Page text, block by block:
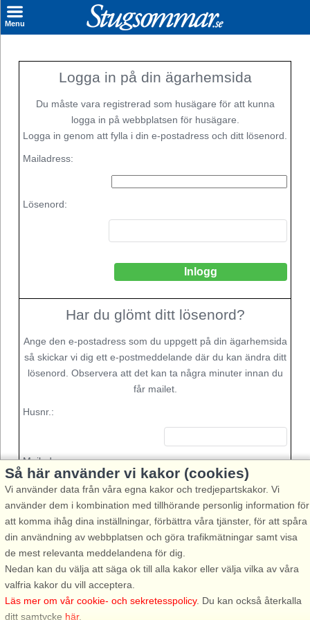
Menu
Logga in på din ägarhemsida
Du måste vara registrerad som husägare för att kunna
logga in på webbplatsen för husägare.
Logga in genom att fylla i din e-postadress och ditt lösenord.
Mailadress:
Lösenord:
Har du glömt ditt lösenord?
Ange den e-postadress som du uppgett på din ägarhemsida
så skickar vi dig ett e-postmeddelande där du kan ändra ditt
lösenord. Observera att det kan ta några minuter innan du
får mailet.
Husnr.:
Mailadress:
Stugsommar/DanCenter
Så här använder vi kakor (cookies)
Vi använder data från våra egna kakor och tredjepartskakor. Vi
använder dem i kombination med tillhörande personlig information för
att komma ihåg dina inställningar, förbättra våra tjänster, för att spåra
din användning av webbplatsen och göra trafikmätningar samt visa
de mest relevanta meddelandena för dig.
Nedan kan du välja att säga ok till alla kakor eller välja vilka av våra
valfria kakor du vill acceptera.
Läs mer om vår cookie- och sekretesspolicy. Du kan också återkalla
ditt samtycke här.